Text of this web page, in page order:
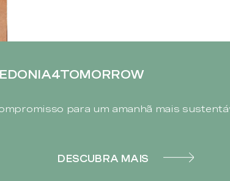
para um amanhã mais
DESCUBRA MAIS